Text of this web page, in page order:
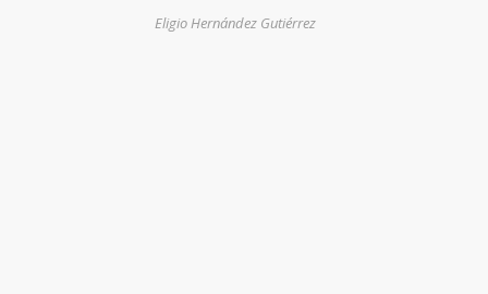
Eligio Hernández Gutiérrez